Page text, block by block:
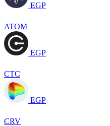
EGP
ATOM
EGP
CTC
EGP
CRV